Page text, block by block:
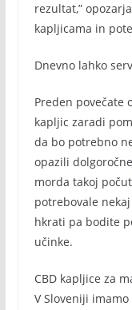
rezultat,”
kapljicama in
Dnevno lahko
Preden povečate
kapljic zaradi
da bo potrebno
opazili
morda takoj
potrebovale
hkrati pa bodite
učinke.
CBD kapljice za
V Sloveniji